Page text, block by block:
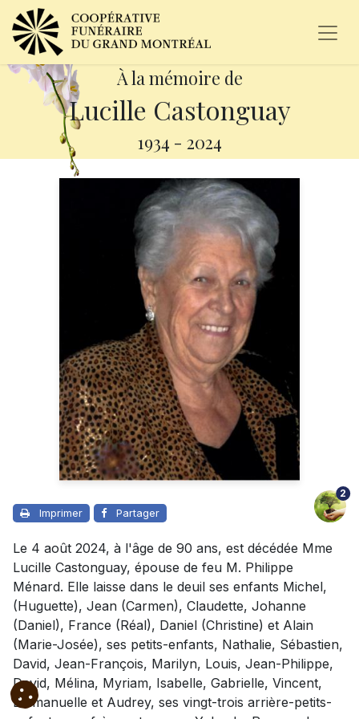
À la mémoire de
Lucille Castonguay
1934 - 2024
Imprimer Partager
2
Le 4 août 2024, à l'âge de 90 ans, est décédée Mme
Lucille Castonguay, épouse de feu M. Philippe
Ménard. Elle laisse dans le deuil ses enfants Michel,
(Huguette), Jean (Carmen), Claudette, Johanne
(Daniel), France (Réal), Daniel (Christine) et Alain
(Marie-Josée), ses petits-enfants, Nathalie, Sébastien,
David, Jean-François, Marilyn, Louis, Jean-Philippe,
David, Mélina, Myriam, Isabelle, Gabrielle, Vincent,
Emmanuelle et Audrey, ses vingt-trois arrière-petits-